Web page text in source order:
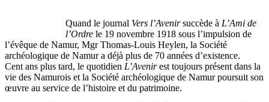
Quand le journal Vers l’Avenirsuccède à L’Ami de
l’Ordrele 19 novembre 1918 sous l’impulsion de
l’évêque de Namur, Mgr Thomas-Louis Heylen, la Société
archéologique de Namur a déjà plus de 70 années d’existence.
Cent ans plus tard, le quotidien L’Avenirest toujours présent dans la
vie des Namurois et la Société archéologique de Namur poursuit son
œuvre au service de l’histoire et du patrimoine.